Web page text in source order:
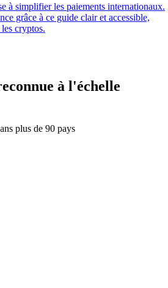
à simplifier les paiements internationaux.
grâce à ce guide clair et accessible,
cryptos.
à l'échelle
plus de 90 pays